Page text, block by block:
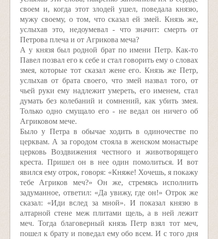
своем и, когда этот злодей ушел, поведала князю,
мужу своему, о том, что сказал ей змей. Князь же,
услыхав это, недоумевал - что значит: смерть от
Петрова плеча и от Агрикова меча?
А у князя был родной брат по имени Петр. Как-то
Павел позвал его к себе и стал говорить ему о словах
змея, которые тот сказал жене его. Князь же Петр,
услыхав от брата своего, что змей назвал того, от
чьей руки ему надлежит умереть, его именем, стал
думать без колебаний и сомнений, как убить змея.
Только одно смущало его - не ведал он ничего об
Агриковом мече.
Было у Петра в обычае ходить в одиночестве по
церквам. А за городом стояла в женском монастыре
церковь Воздвижения честного и животворящего
креста. Пришел он в нее один помолиться. И вот
явился ему отрок, говоря: «Княже! Хочешь, я покажу
тебе Агриков меч?» Он же, стремясь исполнить
задуманное, ответил: «Да увижу, где он!» Отрок же
сказал: «Иди вслед за мной». И показал князю в
алтарной стене меж плитами щель, а в ней лежит
меч. Тогда благоверный князь Петр взял тот меч,
пошел к брату и поведал ему обо всем. И с того дня